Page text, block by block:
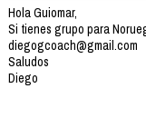
Hola Guiomar,
Si tienes grupo para
diegogcoach@gmail.com
Saludos
Diego